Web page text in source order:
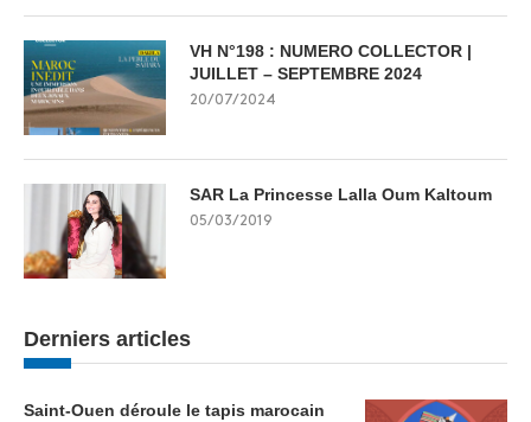
VH N°198 : NUMERO COLLECTOR |
JUILLET – SEPTEMBRE 2024
20/07/2024
SAR La Princesse Lalla Oum Kaltoum
05/03/2019
Derniers articles
Saint-Ouen déroule le tapis marocain